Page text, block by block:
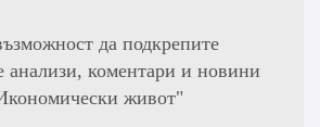
да подкрепите
анализи, коментари и новини
живот"